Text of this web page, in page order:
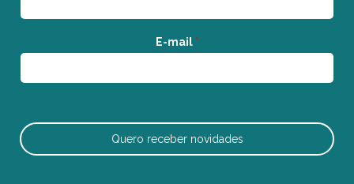
E-mail *
Quero receber novidades